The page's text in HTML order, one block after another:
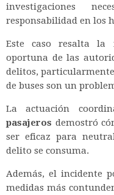
investigaciones
responsabilidad en los
Este caso resalta la
oportuna de las
delitos,
de buses son un
La actuación
pasajeros demostró
ser eficaz para
delito se consuma.
Además, el incidente
medidas más